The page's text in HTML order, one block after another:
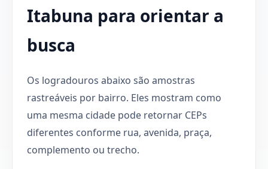
Itabuna para orientar a
busca
Os logradouros abaixo são amostras
rastreáveis por bairro. Eles mostram como
uma mesma cidade pode retornar CEPs
diferentes conforme rua, avenida, praça,
complemento ou trecho.